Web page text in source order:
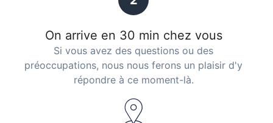
On arrive en 30 min chez vous
Si vous avez des questions ou des
préoccupations, nous nous ferons un plaisir d'y
répondre à ce moment-là.